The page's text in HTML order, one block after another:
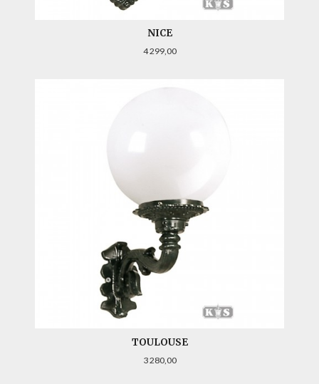
NICE
Pris
4 299,00
TOULOUSE
Pris
3 280,00